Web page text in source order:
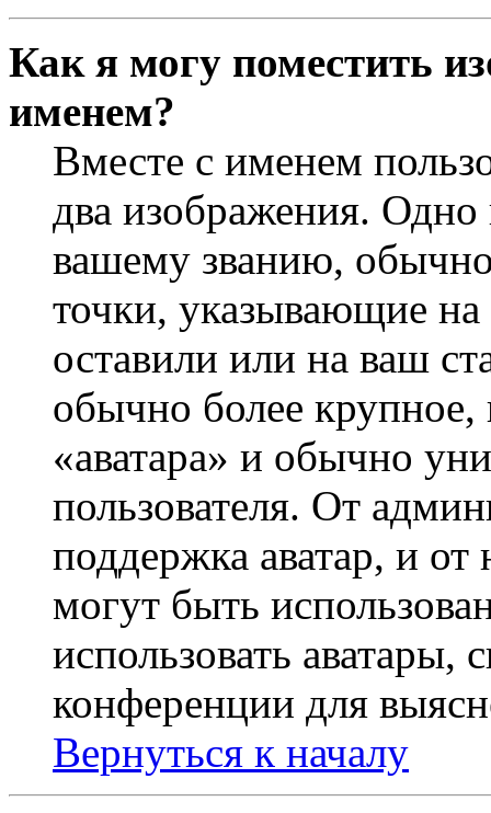
Как я могу поместить
именем?
Вместе с именем
два изображения.
вашему званию, обычно
точки, указывающие
оставили или на ваш
обычно более крупное,
«аватара» и обычно
пользователя. От
поддержка аватар, и от
могут быть
использовать аватары,
конференции для
Вернуться к началу